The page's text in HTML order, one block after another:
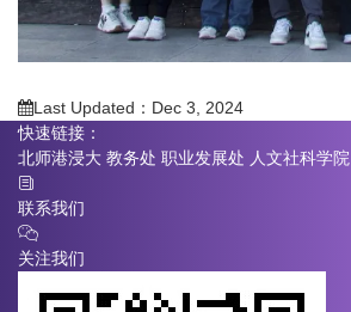
Last Updated：Dec 3, 2024
快速链接：
北师港浸大 教务处 职业发展处 人文社科学院
联系我们
关注我们